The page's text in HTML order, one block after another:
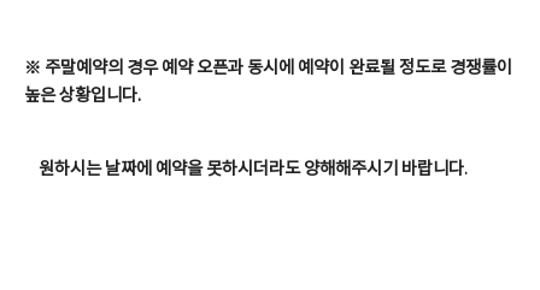
※ 주말예약의 경우 예약 오픈과 동시에 예약이 완료될 정도로 경쟁률이
높은 상황입니다.
원하시는 날짜에 예약을 못하시더라도 양해해주시기 바랍니다.